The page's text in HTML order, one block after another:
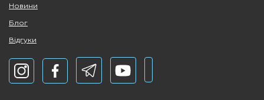
Новини
Блог
Відгуки